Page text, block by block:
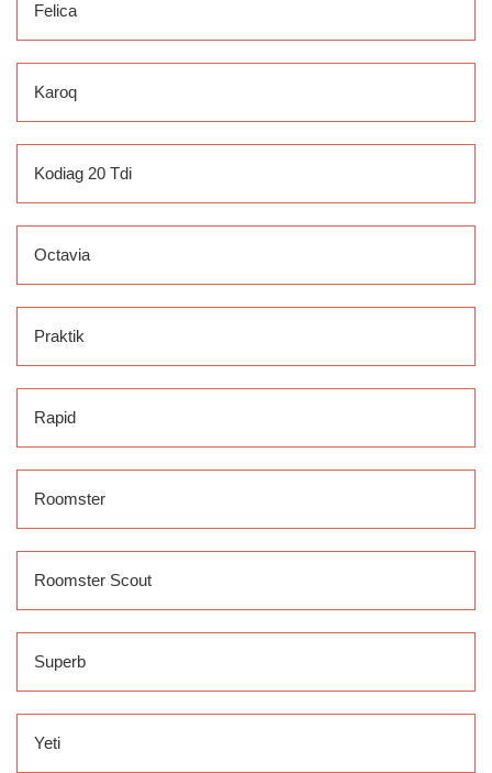
Felica
Karoq
Kodiag 20 Tdi
Octavia
Praktik
Rapid
Roomster
Roomster Scout
Superb
Yeti